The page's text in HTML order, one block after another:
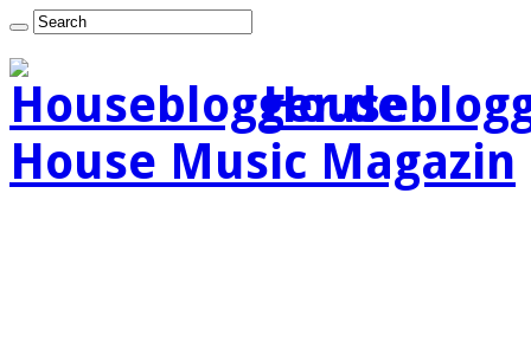
House Music Magazin